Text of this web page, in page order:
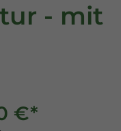
- mit
€*